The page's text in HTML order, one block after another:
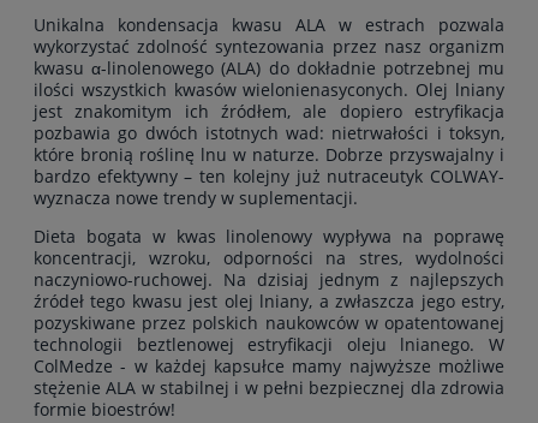
Unikalna kondensacja kwasu ALA w estrach pozwala
wykorzystać zdolność syntezowania przez nasz organizm
kwasu α-linolenowego (ALA) do dokładnie potrzebnej mu
ilości wszystkich kwasów wielonienasyconych. Olej lniany
jest znakomitym ich źródłem, ale dopiero estryfikacja
pozbawia go dwóch istotnych wad: nietrwałości i toksyn,
które bronią roślinę lnu w naturze. Dobrze przyswajalny i
bardzo efektywny – ten kolejny już nutraceutyk COLWAY-
wyznacza nowe trendy w suplementacji.
Dieta bogata w kwas linolenowy wypływa na poprawę
koncentracji, wzroku, odporności na stres, wydolności
naczyniowo-ruchowej. Na dzisiaj jednym z najlepszych
źródeł tego kwasu jest olej lniany, a zwłaszcza jego estry,
pozyskiwane przez polskich naukowców w opatentowanej
technologii beztlenowej estryfikacji oleju lnianego. W
ColMedze - w każdej kapsułce mamy najwyższe możliwe
stężenie ALA w stabilnej i w pełni bezpiecznej dla zdrowia
formie bioestrów!